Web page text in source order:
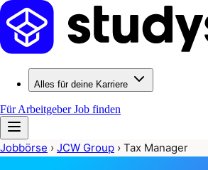
Alles für deine Karriere
Für ArbeitgeberJob finden
Jobbörse › JCW Group › Tax Manager